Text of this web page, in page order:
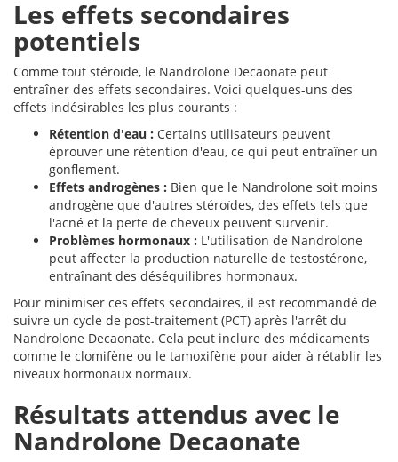
Les effets secondaires
potentiels
Comme tout stéroïde, le Nandrolone Decaonate peut
entraîner des effets secondaires. Voici quelques-uns des
effets indésirables les plus courants :
Rétention d'eau : Certains utilisateurs peuvent
éprouver une rétention d'eau, ce qui peut entraîner un
gonflement.
Effets androgènes : Bien que le Nandrolone soit moins
androgène que d'autres stéroïdes, des effets tels que
l'acné et la perte de cheveux peuvent survenir.
Problèmes hormonaux : L'utilisation de Nandrolone
peut affecter la production naturelle de testostérone,
entraînant des déséquilibres hormonaux.
Pour minimiser ces effets secondaires, il est recommandé de
suivre un cycle de post-traitement (PCT) après l'arrêt du
Nandrolone Decaonate. Cela peut inclure des médicaments
comme le clomifène ou le tamoxifène pour aider à rétablir les
niveaux hormonaux normaux.
Résultats attendus avec le
Nandrolone Decaonate